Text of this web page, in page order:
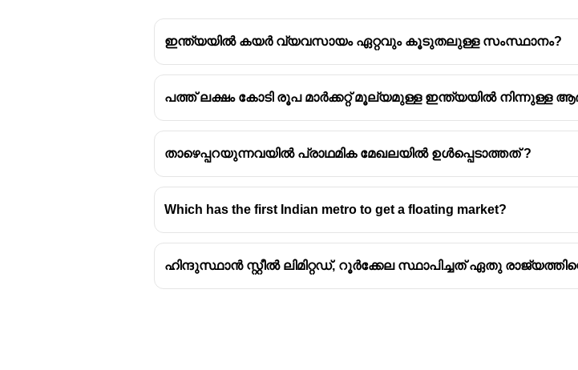
ഇന്ത്യയിൽ കയർ വ്യവസായം ഏറ്റവും കൂടുതലുള്ള സംസ്ഥാനം?
പത്ത് ലക്ഷം കോടി രൂപ മാർക്കറ്റ് മൂല്യമുള്ള ഇന്ത്യയിൽ നിന്നുള്ള
താഴെപ്പറയുന്നവയിൽ പ്രാഥമിക മേഖലയിൽ ഉൾപ്പെടാത്തത് ?
Which has the first Indian metro to get a floating market?
ഹിന്ദുസ്ഥാൻ സ്റ്റീൽ ലിമിറ്റഡ്, റൂർക്കേല സ്ഥാപിച്ചത് ഏതു